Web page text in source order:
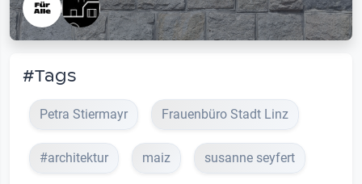
#Tags
Petra Stiermayr Frauenbüro Stadt Linz
#architektur maiz susanne seyfert